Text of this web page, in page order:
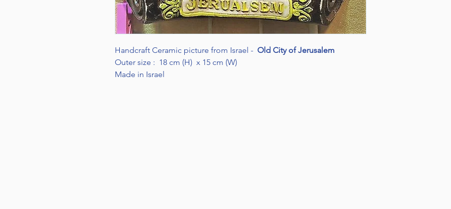
Handcraft Ceramic picture from Israel - Old City of Jerusalem
Outer size : 18 cm (H) x 15 cm (W)
Made in Israel